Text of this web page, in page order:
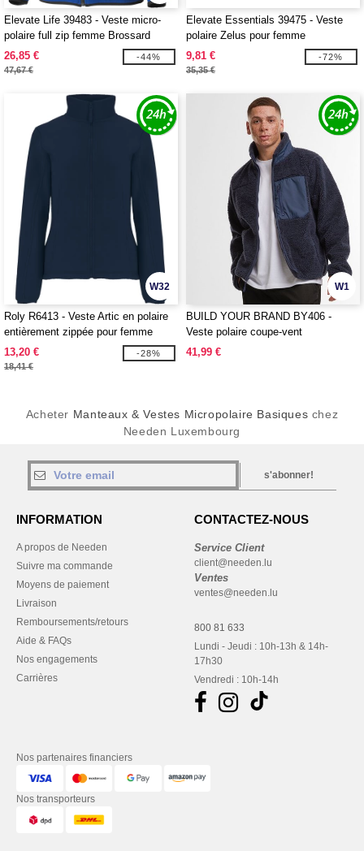
Elevate Life 39483 - Veste micro-
polaire full zip femme Brossard
26,85 €
47,67 €
-44%
Elevate Essentials 39475 - Veste
polaire Zelus pour femme
9,81 €
35,35 €
-72%
W32
Roly R6413 - Veste Artic en polaire
entièrement zippée pour femme
13,20 €
18,41 €
-28%
W1
BUILD YOUR BRAND BY406 -
Veste polaire coupe-vent
41,99 €
Acheter Manteaux & Vestes Micropolaire Basiques chez
Needen Luxembourg
s'abonner!
INFORMATION
A propos de Needen
Suivre ma commande
Moyens de paiement
Livraison
Remboursements/retours
Aide & FAQs
Nos engagements
Carrières
CONTACTEZ-NOUS
Service Client
client@needen.lu
Ventes
ventes@needen.lu
800 81 633
Lundi - Jeudi : 10h-13h & 14h-
17h30
Vendredi : 10h-14h
Nos partenaires financiers
Nos transporteurs